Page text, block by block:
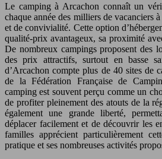
Le camping à Arcachon connaît un
chaque année des milliers de vacanciers
et de convivialité. Cette option
qualité-prix avantageux, sa proximité
De nombreux campings proposent des
des prix attractifs, surtout en basse
d’Arcachon compte plus de 40 sites de
de la Fédération Française de
camping est souvent perçu comme un
de profiter pleinement des atouts de la
également une grande liberté,
déplacer facilement et de découvrir les
familles apprécient particulièrement
pratique et ses nombreuses activités